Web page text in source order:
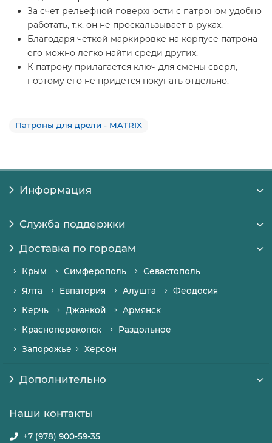
За счет рельефной поверхности с патроном удобно
работать, т.к. он не проскальзывает в руках.
Благодаря четкой маркировке на корпусе патрона
его можно легко найти среди других.
К патрону прилагается ключ для смены сверл,
поэтому его не придется покупать отдельно.
Патроны для дрели - MATRIX
Информация
Служба поддержки
Доставка по городам
Крым Симферополь
Севастополь
Ялта
Евпатория Алушта
Феодосия
Керчь
Джанкой
Армянск
Красноперекопск
Раздольное
Запорожье
Херсон
Дополнительно
Наши контакты
+7 (978) 900-59-35